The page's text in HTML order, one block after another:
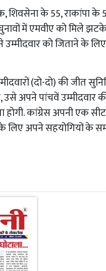
शिवसेना के 55, राकांपा
में एमवीए को मिले
को जिताने के
(दो-दो) की जीत
अपने पांचवें उम्मीदवार
कांग्रेस अपनी एक
लिए अपने सहयोगियों के